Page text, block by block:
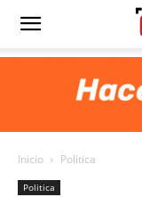
Diario
Portada
Inicio Politica
Politica